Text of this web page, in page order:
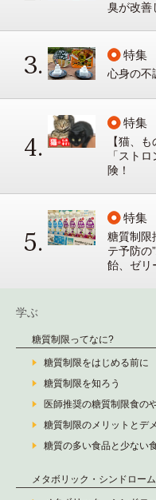
臭が改善
特集
心身の不
特集
【猫、
「スト
険！
特集
糖質制限
テ予防の
飴、ゼリ
学ぶ
糖質制限ってなに?
糖質制限をはじめる前に
糖質制限を知ろう
医師推奨の糖質制限食の
糖質制限のメリットとデ
糖質の多い食品と少ない
メタボリック・シンドロー